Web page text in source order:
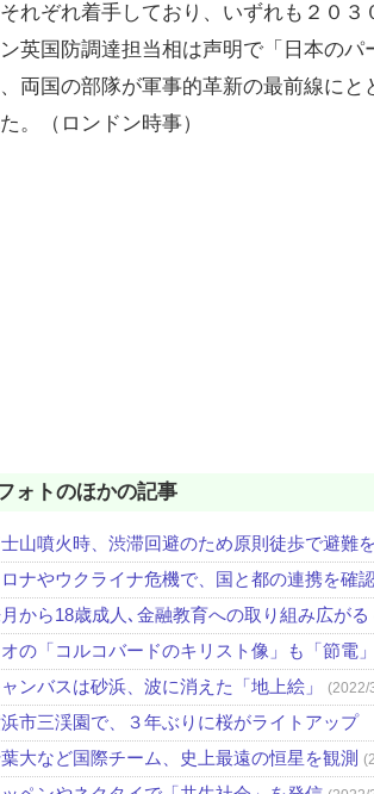
れぞれ着手しており、いずれも２０３
英国防調達担当相は声明で「日本の
両国の部隊が軍事的革新の最前線に
。（ロンドン時事）
ォトのほかの記事
山噴火時、渋滞回避のため原則徒歩で避難を
ロナやウクライナ危機で、国と都の連携を確
から18歳成人､金融教育への取り組み広がる
オの「コルコバードのキリスト像」も「節電」
ンバスは砂浜、波に消えた「地上絵」 (2022/
市三渓園で、３年ぶりに桜がライトアップ
大など国際チーム、史上最遠の恒星を観測